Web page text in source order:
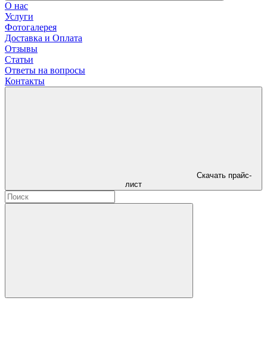
О нас
Услуги
Фотогалерея
Доставка и Оплата
Отзывы
Статьи
Ответы на вопросы
Контакты
Скачать прайс-
лист